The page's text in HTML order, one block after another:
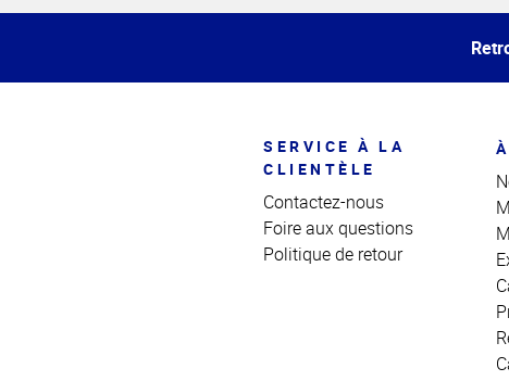
de la
SERVICE À LA
CLIENTÈLE
Contactez-nous
Foire aux questions
Politique de retour